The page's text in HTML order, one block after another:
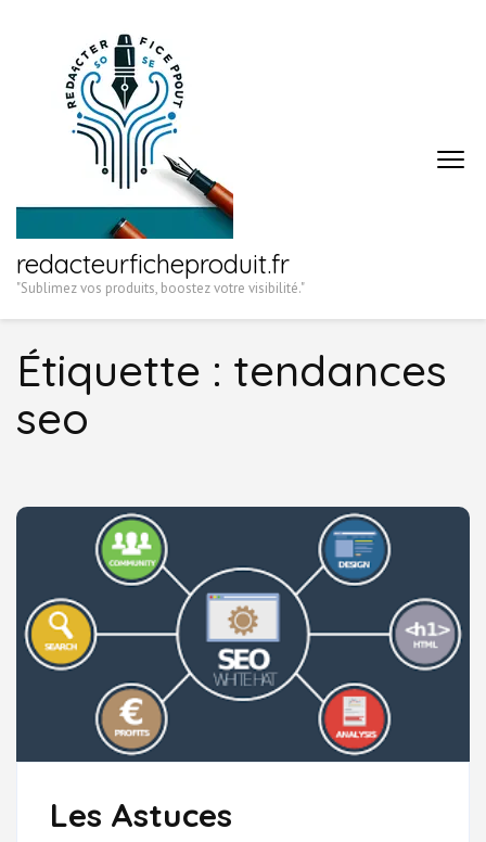
redacteurficheproduit.fr
"Sublimez vos produits, boostez votre visibilité."
Étiquette : tendances
seo
Les Astuces